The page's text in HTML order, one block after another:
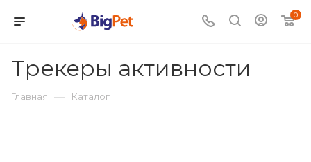
0
Трекеры активности
Главная — Каталог